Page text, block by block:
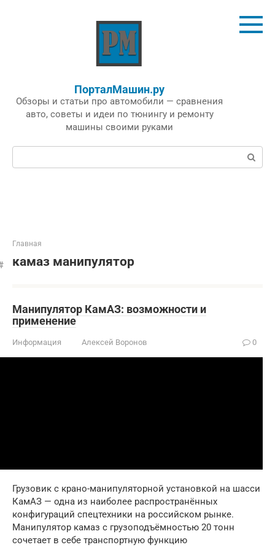
ПорталМашин.ру
Обзоры и статьи про автомобили — сравнения
авто, советы и идеи по тюнингу и ремонту
машины своими руками
Поиск:
Главная
камаз манипулятор
Манипулятор КамАЗ: возможности и
применение
Информация Алексей Воронов 0
Грузовик с крано-манипуляторной установкой на шасси
КамАЗ — одна из наиболее распространённых
конфигураций спецтехники на российском рынке.
Манипулятор камаз с грузоподъёмностью 20 тонн
сочетает в себе транспортную функцию